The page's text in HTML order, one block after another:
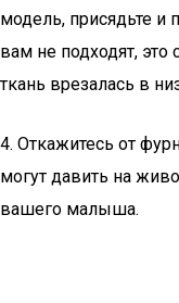
модель, присядьте и
вам не подходят, это
ткань врезалась в
4. Откажитесь от
могут давить на
вашего малыша.